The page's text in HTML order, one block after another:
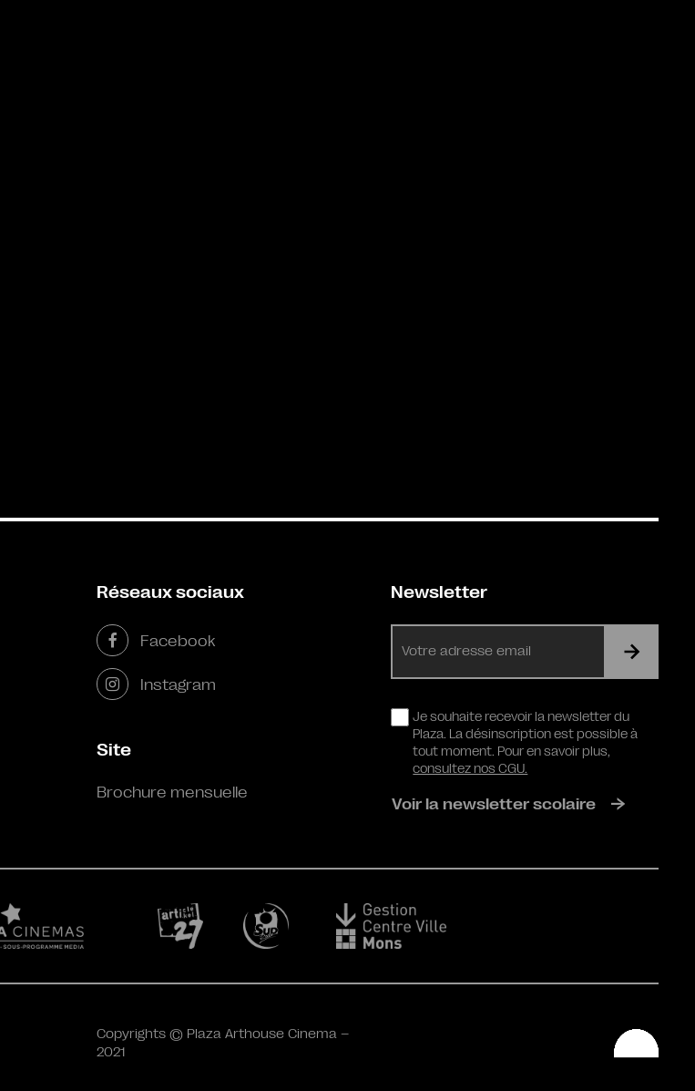
Réseaux sociaux
Facebook
Instagram
Site
Brochure mensuelle
Newsletter
mail
RGPDJe souhaite recevoir la newsletter du
Plaza. La désinscription est possible à
tout moment. Pour en savoir plus,
consultez nos CGU.
Voir la newsletter scolaire
Copyrights © Plaza Arthouse Cinema –
2021